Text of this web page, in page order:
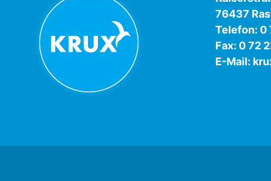
76437
Telefon: 0
Fax: 0 72
E-Mail: